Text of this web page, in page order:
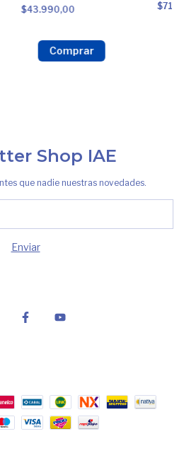
$43.990,00
Comprar
Shop IAE
que nadie nuestras novedades.